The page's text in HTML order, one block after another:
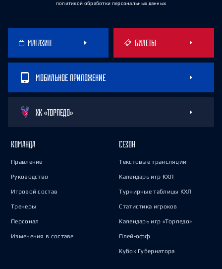
политикой обработки персональных данных
МАГАЗИН БИЛЕТЫ
МОБИЛЬНОЕ ПРИЛОЖЕНИЕ
ХК «ТОРПЕДО»
КОМАНДА
Правление
Руководство
Игровой состав
Тренеры
Персонал
Изменения в составе
СЕЗОН
Текстовые трансляции
Календарь игр КХЛ
Турнирные таблицы КХЛ
Статистика игроков
Календарь игр «Торпедо»
Плей-офф
Кубок Губернатора